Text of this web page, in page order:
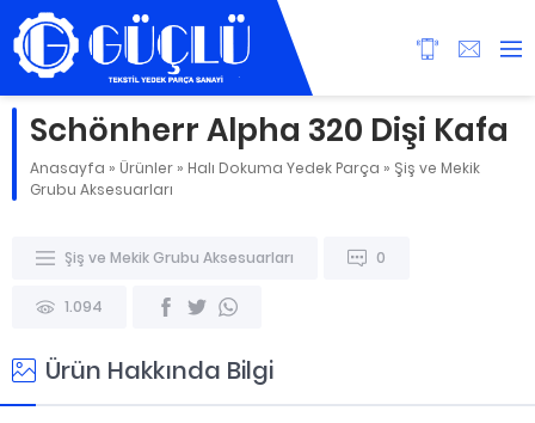
Schönherr Alpha 320 Dişi Kafa
Anasayfa » Ürünler » Halı Dokuma Yedek Parça » Şiş ve Mekik
Grubu Aksesuarları
Şiş ve Mekik Grubu Aksesuarları 0
1.094
Ürün Hakkında Bilgi